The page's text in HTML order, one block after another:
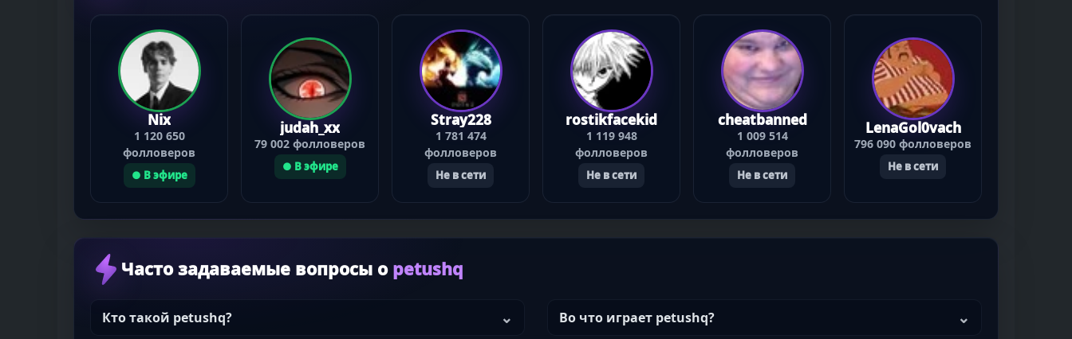
Nix
1 120 650
фолловеров
● В эфире
judah_xx
79 002 фолловеров
● В эфире
Stray228
1 781 474
фолловеров
Не в сети
rostikfacekid
1 119 948
фолловеров
Не в сети
cheatbanned
1 009 514
фолловеров
Не в сети
LenaGol0vach
796 090 фолловеров
Не в сети
Часто задаваемые вопросы о petushq
Кто такой petushq? Во что играет petushq?